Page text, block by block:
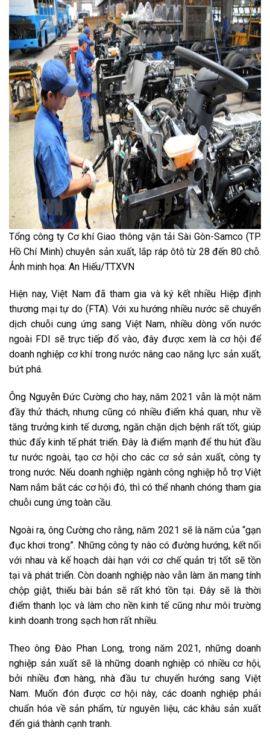
Tổng công ty Cơ khí Giao thông vận tải Sài Gòn-Samco (TP.
Hồ Chí Minh) chuyên sản xuất, lắp ráp ôtô từ 28 đến 80 chỗ.
Ảnh minh họa: An Hiếu/TTXVN
Hiện nay, Việt Nam đã tham gia và ký kết nhiều Hiệp định
thương mại tự do (FTA). Với xu hướng nhiều nước sẽ chuyển
dịch chuỗi cung ứng sang Việt Nam, nhiều dòng vốn nước
ngoài FDI sẽ trực tiếp đổ vào, đây được xem là cơ hội để
doanh nghiệp cơ khí trong nước nâng cao năng lực sản xuất,
bứt phá.
Ông Nguyễn Đức Cường cho hay, năm 2021 vẫn là một năm
đầy thử thách, nhưng cũng có nhiều điểm khả quan, như về
tăng trưởng kinh tế dương, ngăn chặn dịch bệnh rất tốt, giúp
thúc đẩy kinh tế phát triển. Đây là điểm mạnh để thu hút đầu
tư nước ngoài, tạo cơ hội cho các cơ sở sản xuất, công ty
trong nước. Nếu doanh nghiệp ngành công nghiệp hỗ trợ Việt
Nam nắm bắt các cơ hội đó, thì có thể nhanh chóng tham gia
chuỗi cung ứng toàn cầu.
Ngoài ra, ông Cường cho rằng, năm 2021 sẽ là năm của “gạn
đục khơi trong”. Những công ty nào có đường hướng, kết nối
với nhau và kế hoạch dài hạn với cơ chế quản trị tốt sẽ tồn
tại và phát triển. Còn doanh nghiệp nào vẫn làm ăn mang tính
chộp giật, thiếu bài bản sẽ rất khó tồn tại. Đây sẽ là thời
điểm thanh lọc và làm cho nền kinh tế cũng như môi trường
kinh doanh trong sạch hơn rất nhiều.
Theo ông Đào Phan Long, trong năm 2021, những doanh
nghiệp sản xuất sẽ là những doanh nghiệp có nhiều cơ hội,
bởi nhiều đơn hàng, nhà đầu tư chuyển hướng sang Việt
Nam. Muốn đón được cơ hội này, các doanh nghiệp phải
chuẩn hóa về sản phẩm, từ nguyên liệu, các khâu sản xuất
đến giá thành cạnh tranh.